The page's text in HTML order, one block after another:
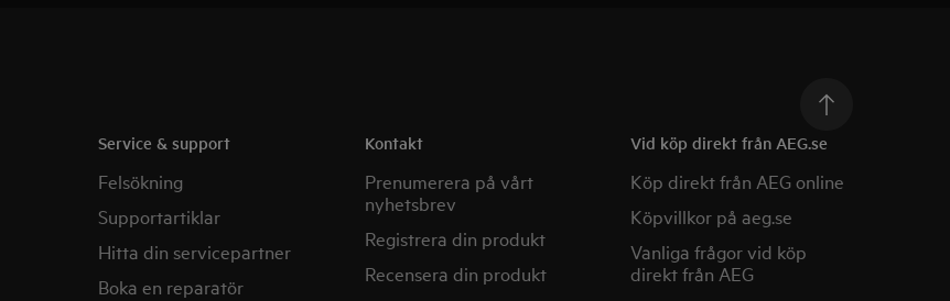
Service & support
Felsökning
Supportartiklar
Hitta din servicepartner
Boka en reparatör
Kontakt
Prenumerera på vårt
nyhetsbrev
Registrera din produkt
Recensera din produkt
Vid köp direkt från AEG.se
Köp direkt från AEG online
Köpvillkor på aeg.se
Vanliga frågor vid köp
direkt från AEG